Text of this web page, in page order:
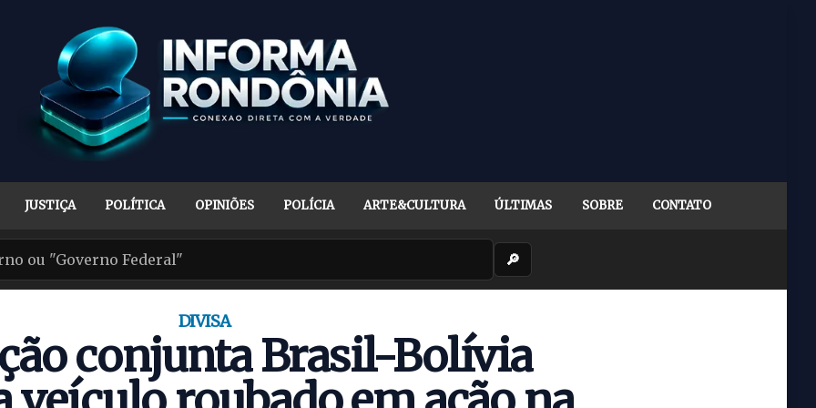
JUSTIÇA POLÍTICA OPINIÕES POLÍCIA ARTE&CULTURA ÚLTIMAS SOBRE CONTATO
🔎
DIVISA
conjunta Brasil-Bolívia